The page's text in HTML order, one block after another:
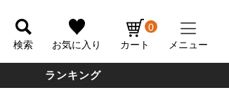
検索 お気に入り カート
0
メニュー
ランキング